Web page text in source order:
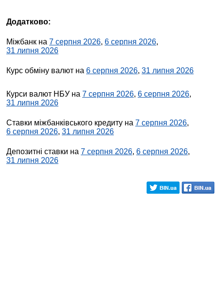
Додатково:
Міжбанк на 7 серпня 2026, 6 серпня 2026,
31 липня 2026
Курс обміну валют на 6 серпня 2026, 31 липня 2026
Курси валют НБУ на 7 серпня 2026, 6 серпня 2026,
31 липня 2026
Ставки міжбанківського кредиту на 7 серпня 2026,
6 серпня 2026, 31 липня 2026
Депозитні ставки на 7 серпня 2026, 6 серпня 2026,
31 липня 2026